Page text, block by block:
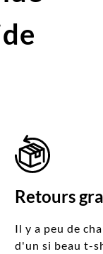
Retours
Il y a peu de
d'un si beau t-